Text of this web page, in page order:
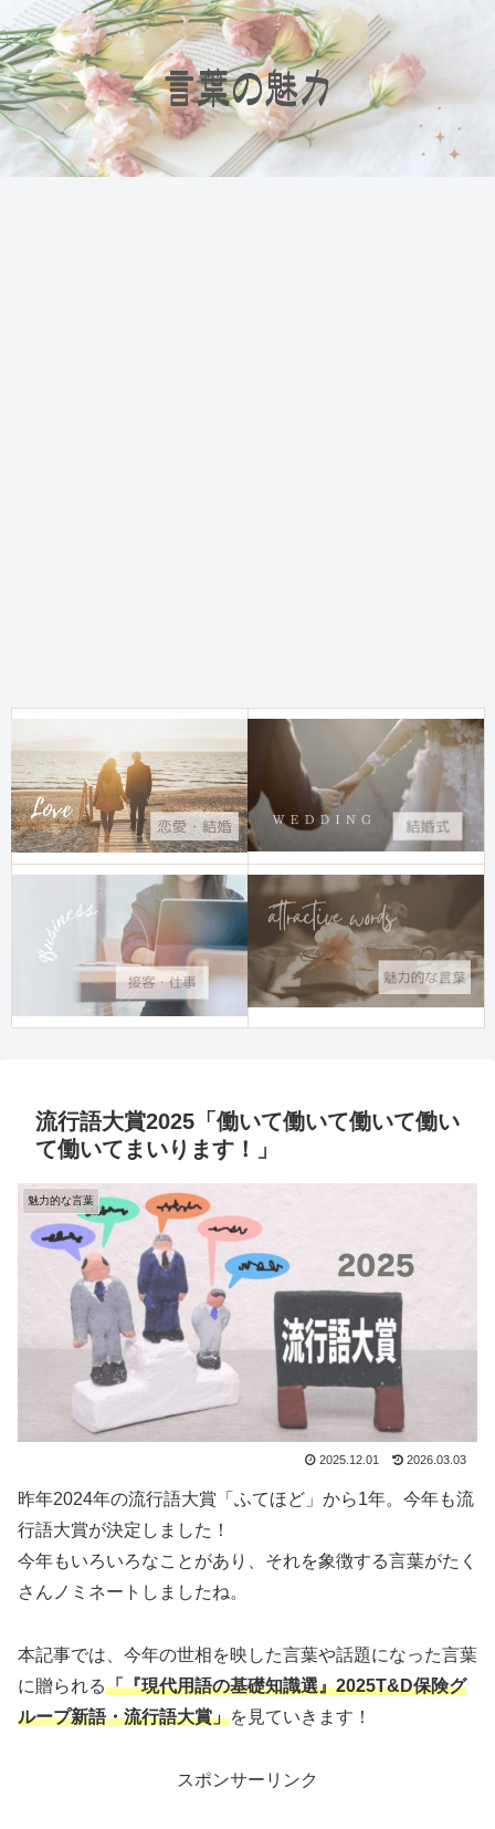
流行語大賞2025「働いて働いて働いて働い
て働いてまいります！」
魅力的な言葉
2025.12.01 2026.03.03
昨年2024年の流行語大賞「ふてほど」から1年。今年も流
行語大賞が決定しました！
今年もいろいろなことがあり、それを象徴する言葉がたく
さんノミネートしましたね。
本記事では、今年の世相を映した言葉や話題になった言葉
に贈られる「『現代用語の基礎知識選』2025T&D保険グ
ループ新語・流行語大賞」を見ていきます！
スポンサーリンク